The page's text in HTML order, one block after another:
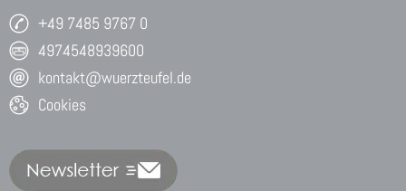
+49 7485 9767 0
4974548939600
kontakt@wuerzteufel.de
Cookies